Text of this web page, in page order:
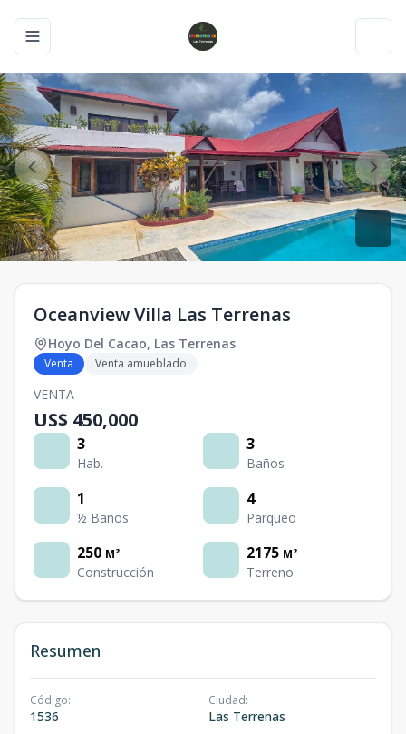
Toggle navigation menu
Oceanview Villa Las Terrenas
Hoyo Del Cacao, Las Terrenas
Venta Venta amueblado
VENTA
US$ 450,000
3
Hab.
3
Baños
1
½ Baños
4
Parqueo
250 M²
Construcción
2175 M²
Terreno
Resumen
Código:
1536
Ciudad:
Las Terrenas